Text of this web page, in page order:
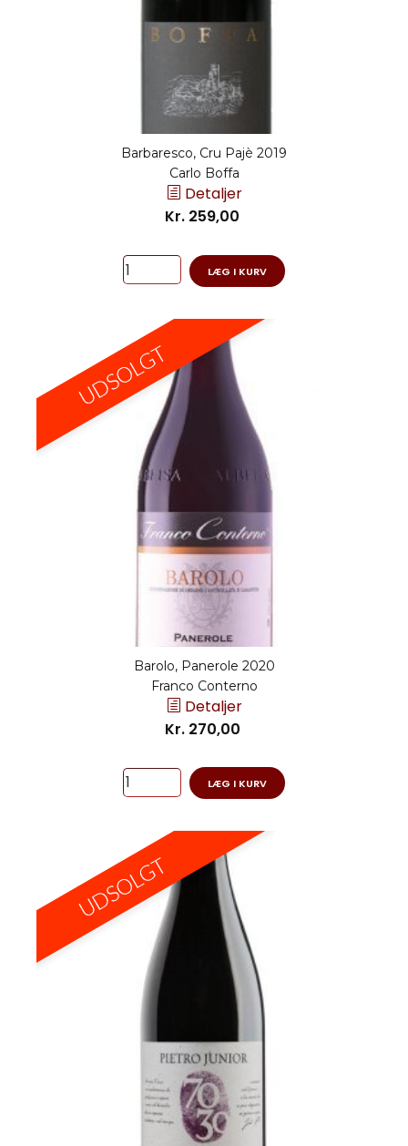
Barbaresco, Cru Pajè 2019
Carlo Boffa
Detaljer
Kr. 259,00
LÆG I KURV
Barolo, Panerole 2020
Franco Conterno
Detaljer
Kr. 270,00
LÆG I KURV